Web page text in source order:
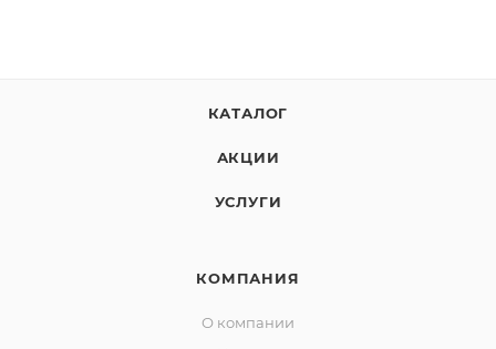
КАТАЛОГ
АКЦИИ
УСЛУГИ
КОМПАНИЯ
О компании